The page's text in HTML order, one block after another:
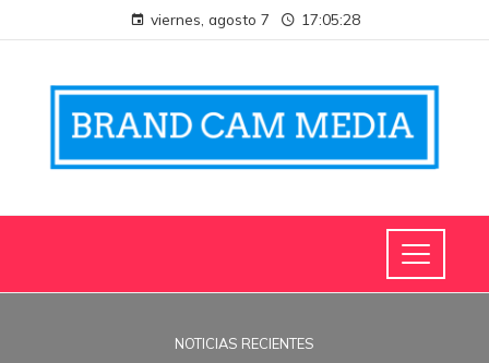
viernes, agosto 7 17:05:28
NOTICIAS RECIENTES